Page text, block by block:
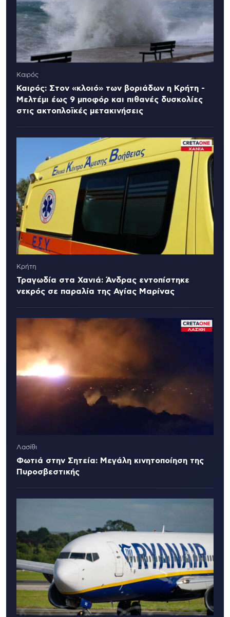
Καιρός
Καιρός: Στον «κλοιό» των βοριάδων η Κρήτη -
Μελτέμι έως 9 μποφόρ και πιθανές δυσκολίες
στις ακτοπλοϊκές μετακινήσεις
Κρήτη
Τραγωδία στα Χανιά: Άνδρας εντοπίστηκε
νεκρός σε παραλία της Αγίας Μαρίνας
Λασίθι
Φωτιά στην Σητεία: Μεγάλη κινητοποίηση της
Πυροσβεστικής